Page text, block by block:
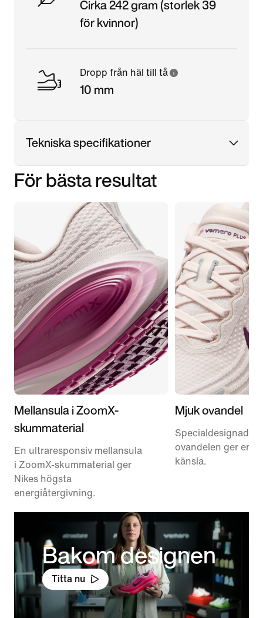
Cirka 242 gram (storlek 39
för kvinnor)
Dropp från häl till tå
10 mm
Tekniska specifikationer
För bästa resultat
Mellansula i ZoomX-
skummaterial
En ultraresponsiv mellansula
i ZoomX-skummaterial ger
Nikes högsta
energiåtergivning.
Mjuk ovandel
Specialdesignad
ovandelen ger en
känsla.
Bakom designen
Titta nu